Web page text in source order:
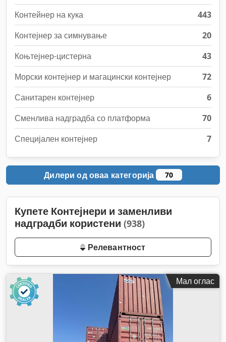
Контейнер на кука
443
Контејнер за симнување
20
Коњтејнер-цистерна
43
Морски контејнер и магацински контејнер
72
Санитарен контејнер
6
Сменлива надградба со платформа
70
Специјален контејнер
7
Дилери од оваа категорија 70
Купете Контејнери и заменливи
надградби користени (938)
Релевантност
Мал оглас